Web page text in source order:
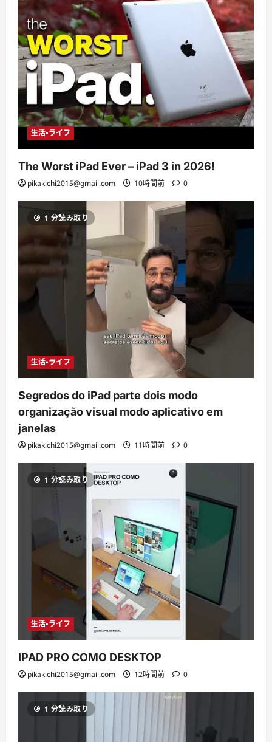
生活・ライフ
The Worst iPad Ever – iPad 3 in 2026!
pikakichi2015@gmail.com 10時間前 0
1 分読み取り
生活・ライフ
Segredos do iPad parte dois modo
organização visual modo aplicativo em
janelas
pikakichi2015@gmail.com 11時間前 0
1 分読み取り
生活・ライフ
IPAD PRO COMO DESKTOP
pikakichi2015@gmail.com 12時間前 0
1 分読み取り